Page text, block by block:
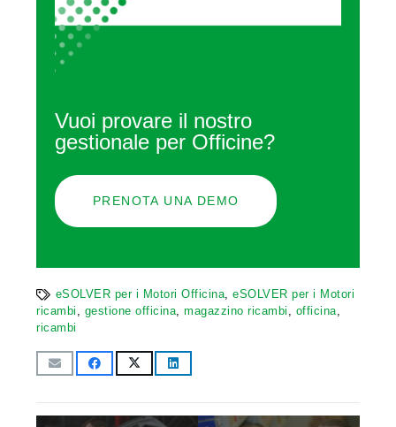
Vuoi provare il nostro
gestionale per Officine?
PRENOTA UNA DEMO
eSOLVER per i Motori Officina,eSOLVER per i Motori
ricambi , gestione officina, magazzino ricambi , officina,
ricambi